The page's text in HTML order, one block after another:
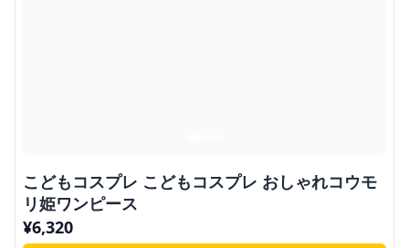
こどもコスプレ こどもコスプレ おしゃれコウモ
リ姫ワンピース
¥6,320